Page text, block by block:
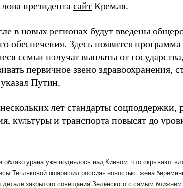
президента сайт Кремля.
в новых регионах будут введены
обеспечения. Здесь появится
семьи получат выплаты от
первичное звено здравоохранения,
Путин.
лет стандарты соцподдержки,
культуры и транспорта повысят до